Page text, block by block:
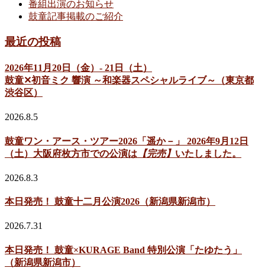
番組出演のお知らせ
鼓童記事掲載のご紹介
最近の投稿
2026年11月20日（金）- 21日（土）
鼓童✕初音ミク 響演 ～和楽器スペシャルライブ～（東京都
渋谷区）
2026.8.5
鼓童ワン・アース・ツアー2026「遥か－」 2026年9月12日
（土）大阪府枚方市での公演は 【完売】 いたしました。
2026.8.3
本日発売！ 鼓童十二月公演2026（新潟県新潟市）
2026.7.31
本日発売！ 鼓童×KURAGE Band 特別公演「たゆたう」
（新潟県新潟市）